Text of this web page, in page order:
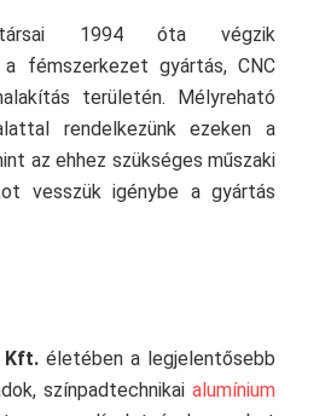
1994 óta végzik
fémszerkezet gyártás, CNC
területén. Mélyreható
rendelkezünk ezeken a
az ehhez szükséges műszaki
vesszük igénybe a gyártás
Kft. életében a legjelentősebb
színpadtechnikai alumínium